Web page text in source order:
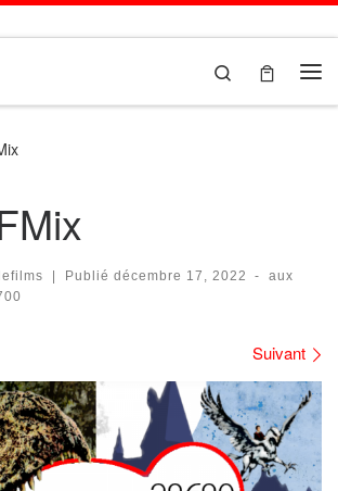
Search
| Publié décembre 17, 2022 -
aux
des images Suivant